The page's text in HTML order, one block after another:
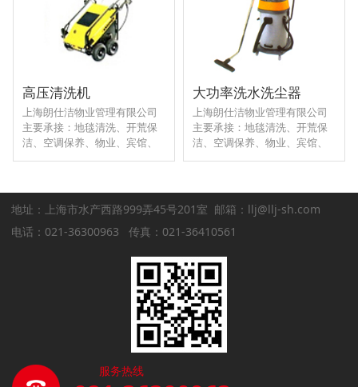
高压清洗机
上海朗仕洁物业管理有限公司
主要承接：地毯清洗、开荒保
洁、空调保养、物业、宾馆、
商场、企业、学校、医院等各
大功率洗水洗尘器
上海朗仕洁物业管理有限公司
主要承接：地毯清洗、开荒保
洁、空调保养、物业、宾馆、
商场、企业、学校、医院等各
地址：上海市水产西路999弄45号201室 邮箱：llj@llj-sh.com
电话：021-36300963 传真：021-36410561
服务热线